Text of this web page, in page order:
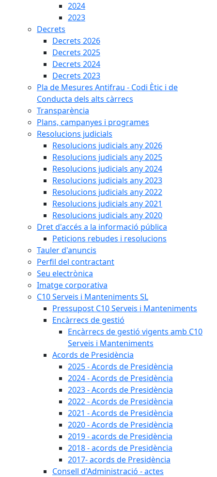
2024
2023
Decrets
Decrets 2026
Decrets 2025
Decrets 2024
Decrets 2023
Pla de Mesures Antifrau - Codi Ètic i de
Conducta dels alts càrrecs
Transparència
Plans, campanyes i programes
Resolucions judicials
Resolucions judicials any 2026
Resolucions judicials any 2025
Resolucions judicials any 2024
Resolucions judicials any 2023
Resolucions judicials any 2022
Resolucions judicials any 2021
Resolucions judicials any 2020
Dret d'accés a la informació pública
Peticions rebudes i resolucions
Tauler d'anuncis
Perfil del contractant
Seu electrònica
Imatge corporativa
C10 Serveis i Manteniments SL
Pressupost C10 Serveis i Manteniments
Encàrrecs de gestió
Encàrrecs de gestió vigents amb C10
Serveis i Manteniments
Acords de Presidència
2025 - Acords de Presidència
2024 - Acords de Presidència
2023 - Acords de Presidència
2022 - Acords de Presidència
2021 - Acords de Presidència
2020 - Acords de Presidència
2019 - acords de Presidència
2018 - acords de Presidència
2017- acords de Presidència
Consell d'Administració - actes